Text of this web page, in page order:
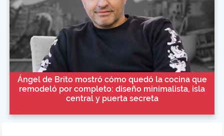
Ángel de Brito mostró cómo quedó la cocina que
remodeló por completo: diseño minimalista, isla
central y puerta secreta